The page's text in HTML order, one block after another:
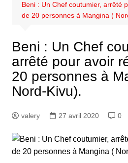
Beni : Un Chef coutumier, arrêté
de 20 personnes à Mangina (
Beni : Un Chef
arrêté pour avoir
20 personnes à
Nord-Kivu).
valery 27 avril 2020 0